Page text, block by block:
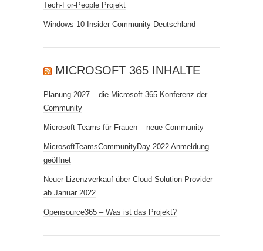
Tech-For-People Projekt
Windows 10 Insider Community Deutschland
MICROSOFT 365 INHALTE
Planung 2027 – die Microsoft 365 Konferenz der
Community
Microsoft Teams für Frauen – neue Community
MicrosoftTeamsCommunityDay 2022 Anmeldung
geöffnet
Neuer Lizenzverkauf über Cloud Solution Provider
ab Januar 2022
Opensource365 – Was ist das Projekt?